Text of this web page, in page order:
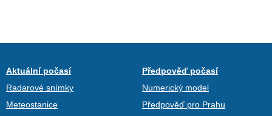
Aktuální počasí
Radarové snímky
Meteostanice
Předpověď počasí
Numerický model
Předpověď pro Prahu